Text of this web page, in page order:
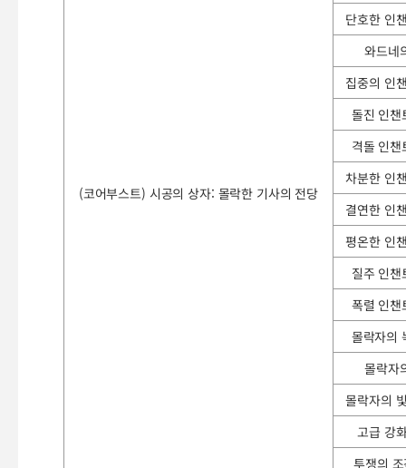
(코어부스트) 시공의 상자: 몰락한 기사의 전당
단호한 인
와드네
집중의 인
돌진 인챈
격돌 인
차분한 인
결연한 인
평온한 인
질주 인
폭렬 인챈
몰락자의
몰락자
몰락자의
고급 강
투쟁의